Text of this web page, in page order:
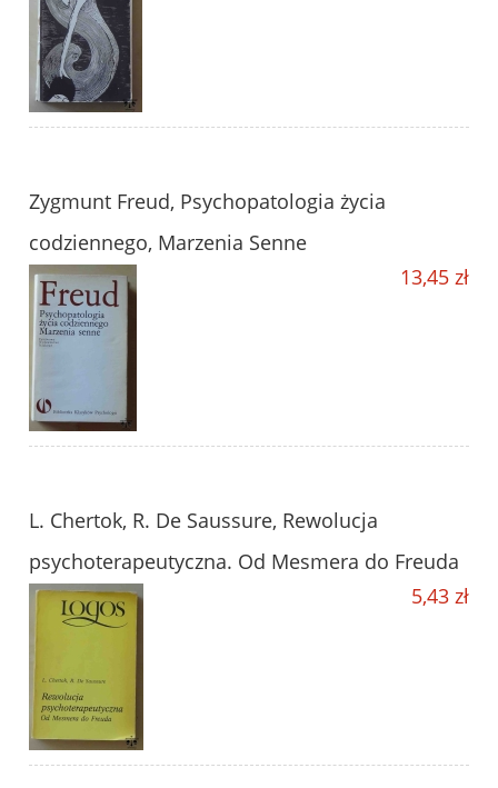
Zygmunt Freud, Psychopatologia życia
codziennego, Marzenia Senne
13,45 zł
L. Chertok, R. De Saussure, Rewolucja
psychoterapeutyczna. Od Mesmera do Freuda
5,43 zł